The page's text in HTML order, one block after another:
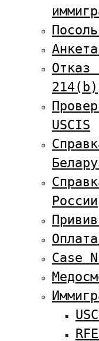
Отказ
214(b)
USCIS
России
Case